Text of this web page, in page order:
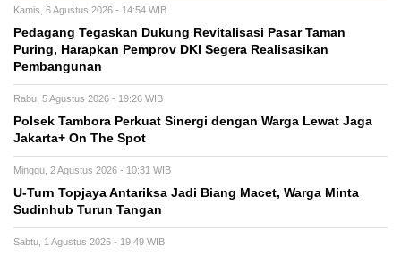
Kamis, 6 Agustus 2026 - 14:54 WIB
Pedagang Tegaskan Dukung Revitalisasi Pasar Taman
Puring, Harapkan Pemprov DKI Segera Realisasikan
Pembangunan
Rabu, 5 Agustus 2026 - 19:26 WIB
Polsek Tambora Perkuat Sinergi dengan Warga Lewat Jaga
Jakarta+ On The Spot
Minggu, 2 Agustus 2026 - 10:31 WIB
U-Turn Topjaya Antariksa Jadi Biang Macet, Warga Minta
Sudinhub Turun Tangan
Sabtu, 1 Agustus 2026 - 19:49 WIB